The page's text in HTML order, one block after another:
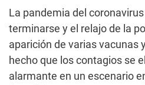
La pandemia del
terminarse y el relajo de la
aparición de varias vacunas
hecho que los contagios se
alarmante en un escenario